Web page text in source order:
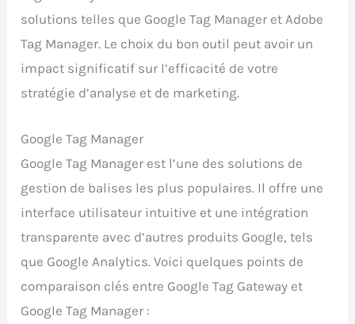
solutions telles que Google Tag Manager et Adobe
Tag Manager. Le choix du bon outil peut avoir un
impact significatif sur l’efficacité de votre
stratégie d’analyse et de marketing.
Google Tag Manager
Google Tag Manager est l’une des solutions de
gestion de balises les plus populaires. Il offre une
interface utilisateur intuitive et une intégration
transparente avec d’autres produits Google, tels
que Google Analytics. Voici quelques points de
comparaison clés entre Google Tag Gateway et
Google Tag Manager :